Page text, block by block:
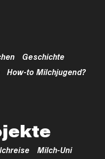
Geschichte
How-to Milchjugend?
Milch-Uni